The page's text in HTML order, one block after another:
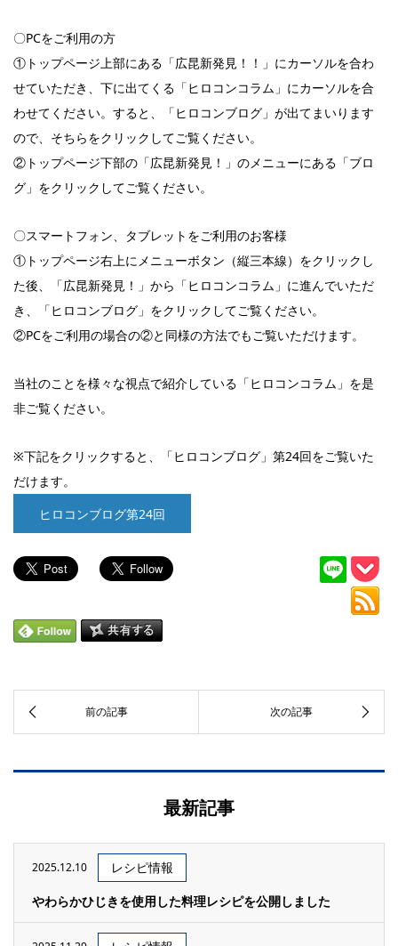
〇PCをご利用の方
①トップページ上部にある「広昆新発見！！」にカーソルを合わ
せていただき、下に出てくる「ヒロコンコラム」にカーソルを合
わせてください。すると、「ヒロコンブログ」が出てまいります
ので、そちらをクリックしてご覧ください。
②トップページ下部の「広昆新発見！」のメニューにある「ブロ
グ」をクリックしてご覧ください。
〇スマートフォン、タブレットをご利用のお客様
①トップページ右上にメニューボタン（縦三本線）をクリックし
た後、「広昆新発見！」から「ヒロコンコラム」に進んでいただ
き、「ヒロコンブログ」をクリックしてご覧ください。
②PCをご利用の場合の②と同様の方法でもご覧いただけます。
当社のことを様々な視点で紹介している「ヒロコンコラム」を是
非ご覧ください。
※下記をクリックすると、「ヒロコンブログ」第24回をご覧いた
だけます。
ヒロコンブログ第24回
最新記事
2025.12.10
レシピ情報
やわらかひじきを使用した料理レシピを公開しました